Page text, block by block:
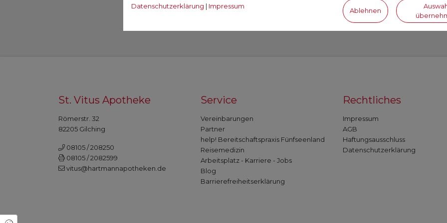
Quelle: https://gesund.bund.de/
St. Vitus Apotheke
Römerstr. 32
82205 Gilching
08105 / 208250
08105 / 2082599
vitus@hartmannapotheken.de
Service
Vereinbarungen
Partner
help! Bereitschaftspraxis Fünfseenland
Reisemedizin
Arbeitsplatz - Karriere - Jobs
Blog
Barrierefreiheitserklärung
Rechtliches
Impressum
AGB
Haftungsausschluss
Datenschutzerklärung
Datenschutzerklärung | Impressum
Ablehnen